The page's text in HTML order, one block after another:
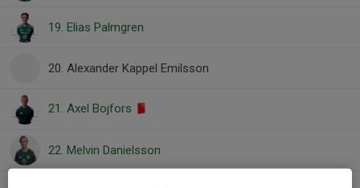
19. Elias Palmgren
20. Alexander Kappel Emilsson
21. Axel Bojfors
22. Melvin Danielsson